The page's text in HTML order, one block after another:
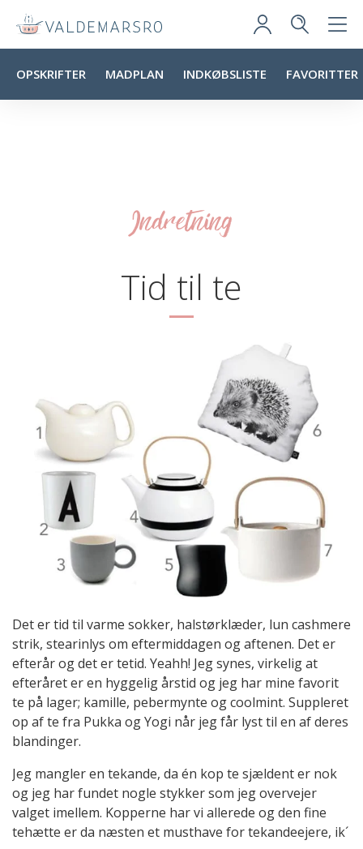
OPSKRIFTER MADPLAN INDKØBSLISTE FAVORITTER
Indretning
Tid til te
Det er tid til varme sokker, halstørklæder, lun cashmere
strik, stearinlys om eftermiddagen og aftenen. Det er
efterår og det er tetid. Yeahh! Jeg synes, virkelig at
efteråret er en hyggelig årstid og jeg har mine favorit
te på lager; kamille, pebermynte og coolmint. Suppleret
op af te fra Pukka og Yogi når jeg får lyst til en af deres
blandinger.
Jeg mangler en tekande, da én kop te sjældent er nok
og jeg har fundet nogle stykker som jeg overvejer
valget imellem. Kopperne har vi allerede og den fine
tehætte er da næsten et musthave for tekandeejere, ik´